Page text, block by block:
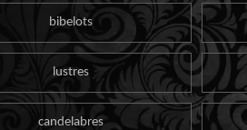
bibelots
lustres
candelabres